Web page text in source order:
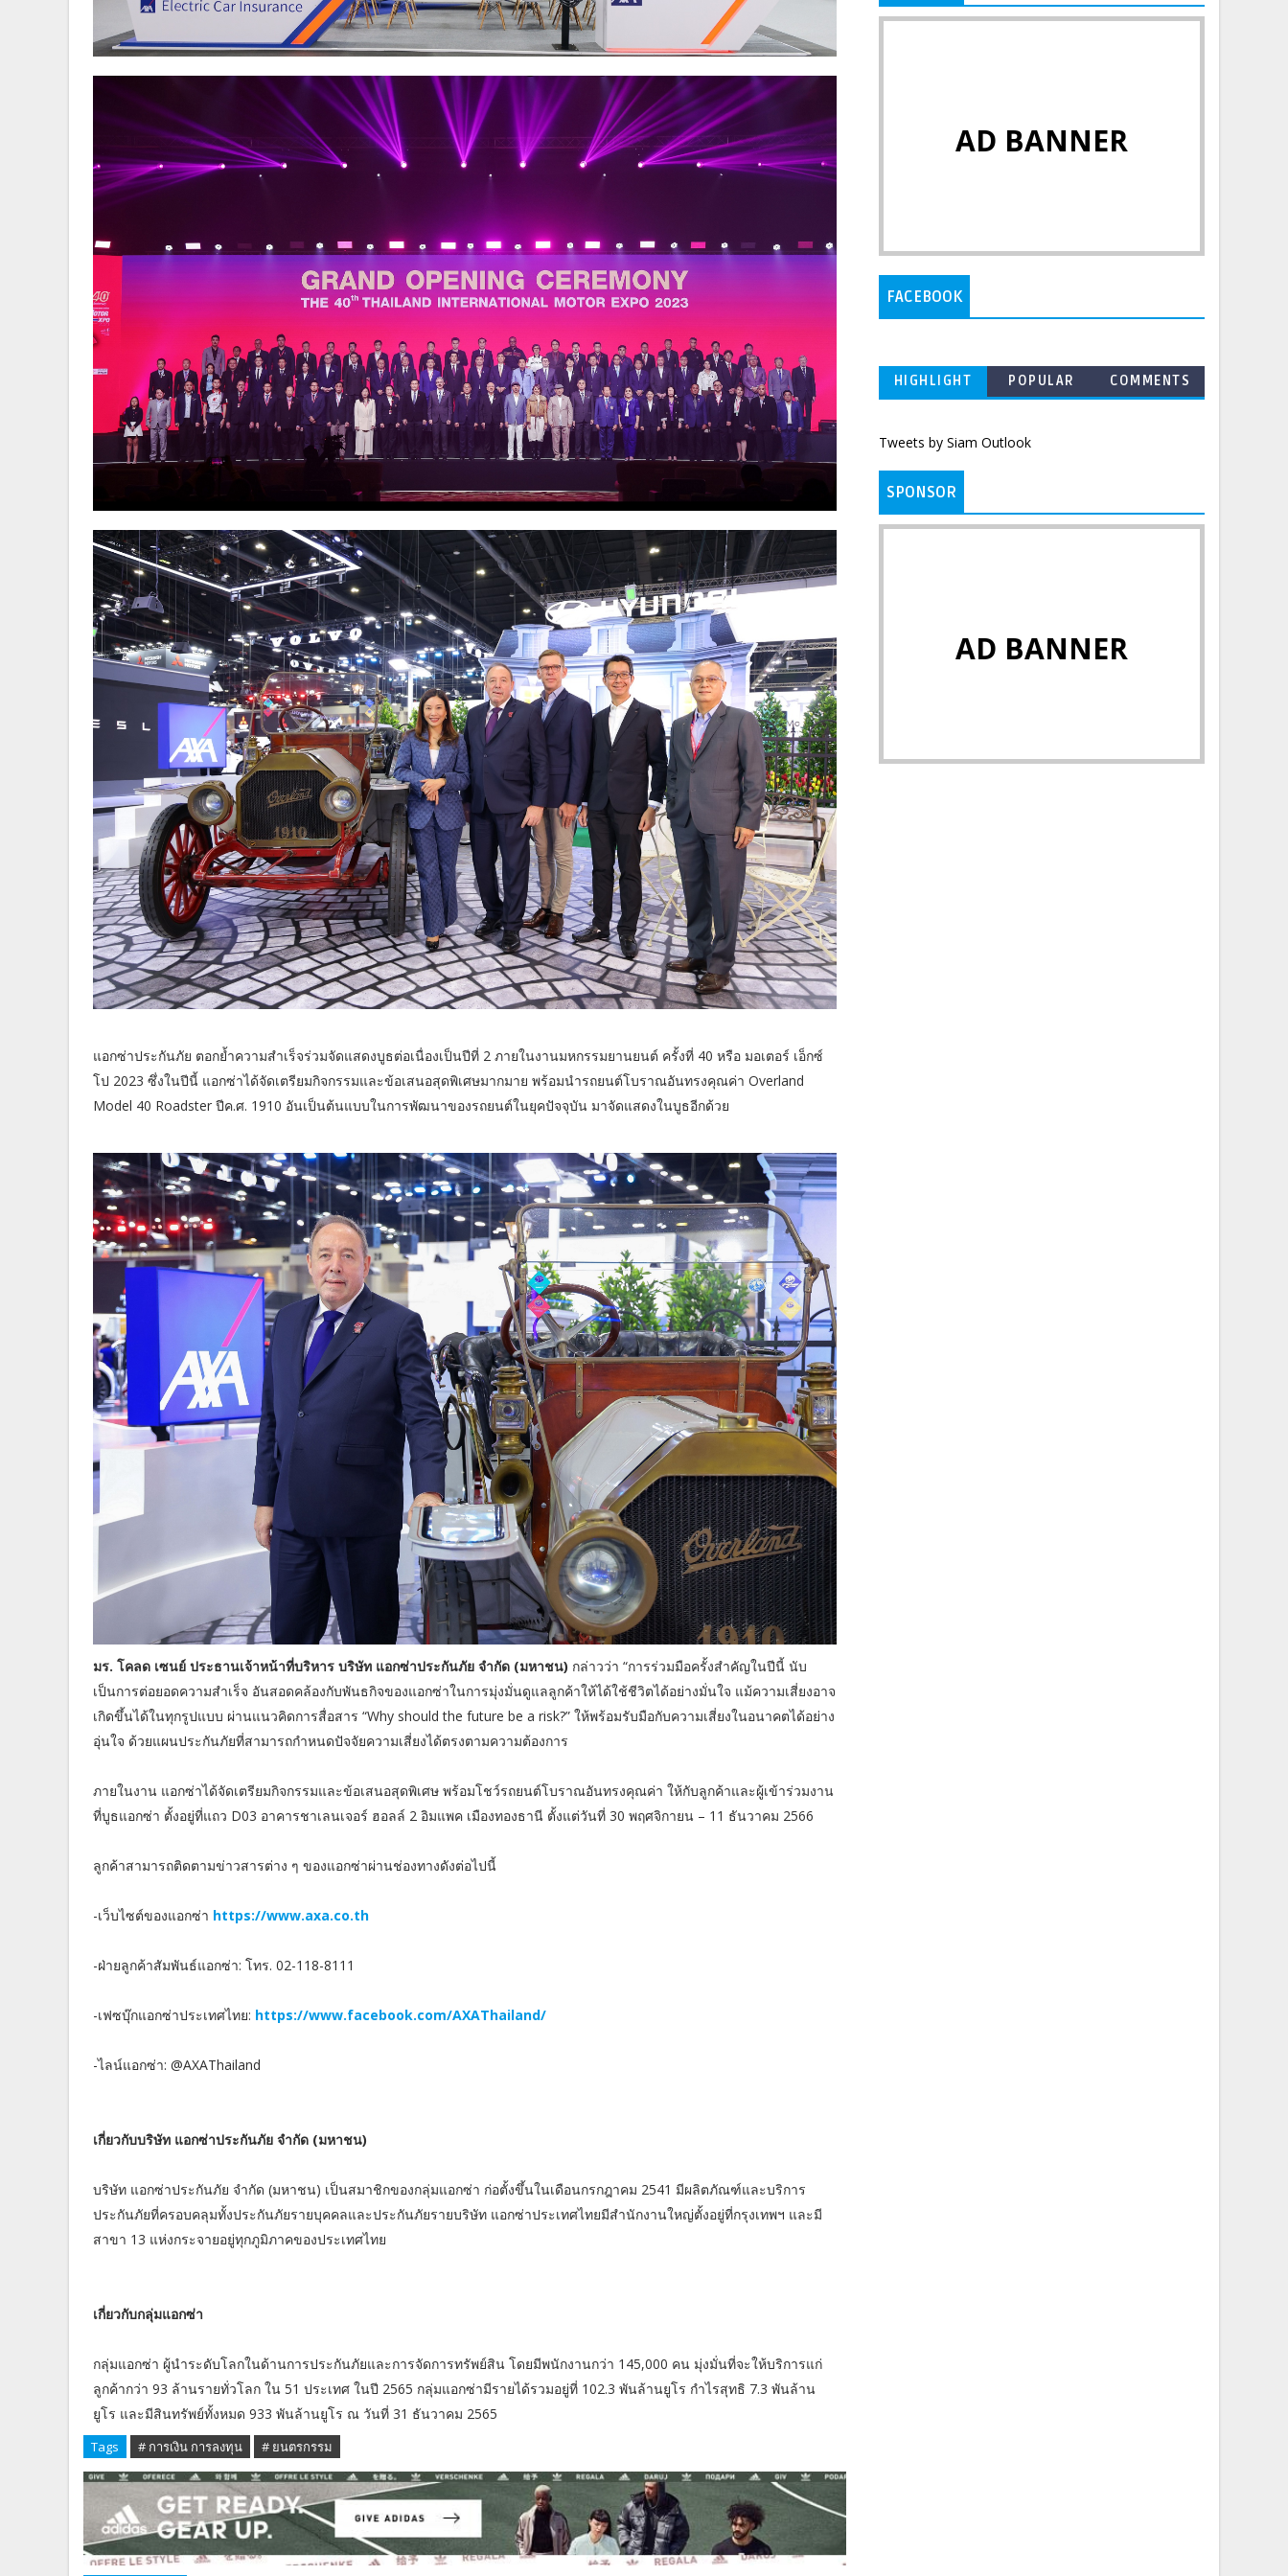
แอกซ่าประกันภัย ตอกย้ำความสำเร็จร่วมจัดแสดงบูธต่อเนื่องเป็นปีที่ 2 ภายในงานมหกรรมยานยนต์ ครั้งที่ 40 หรือ มอเตอร์ เอ็กซ์
โป 2023 ซึ่งในปีนี้ แอกซ่าได้จัดเตรียมกิจกรรมและข้อเสนอสุดพิเศษมากมาย พร้อมนำรถยนต์โบราณอันทรงคุณค่า Overland
Model 40 Roadster ปีค.ศ. 1910 อันเป็นต้นแบบในการพัฒนาของรถยนต์ในยุคปัจจุบัน มาจัดแสดงในบูธอีกด้วย
มร. โคลด เซนย์ ประธานเจ้าหน้าที่บริหาร บริษัท แอกซ่าประกันภัย จำกัด (มหาชน) กล่าวว่า “การร่วมมือครั้งสำคัญในปีนี้ นับ
เป็นการต่อยอดความสำเร็จ อันสอดคล้องกับพันธกิจของแอกซ่าในการมุ่งมั่นดูแลลูกค้าให้ได้ใช้ชีวิตได้อย่างมั่นใจ แม้ความเสี่ยงอาจ
เกิดขึ้นได้ในทุกรูปแบบ ผ่านแนวคิดการสื่อสาร “Why should the future be a risk?” ให้พร้อมรับมือกับความเสี่ยงในอนาคตได้อย่าง
อุ่นใจ ด้วยแผนประกันภัยที่สามารถกำหนดปัจจัยความเสี่ยงได้ตรงตามความต้องการ
ภายในงาน แอกซ่าได้จัดเตรียมกิจกรรมและข้อเสนอสุดพิเศษ พร้อมโชว์รถยนต์โบราณอันทรงคุณค่า ให้กับลูกค้าและผู้เข้าร่วมงาน
ที่บูธแอกซ่า ตั้งอยู่ที่แถว D03 อาคารชาเลนเจอร์ ฮอลล์ 2 อิมแพค เมืองทองธานี ตั้งแต่วันที่ 30 พฤศจิกายน – 11 ธันวาคม 2566
ลูกค้าสามารถติดตามข่าวสารต่าง ๆ ของแอกซ่าผ่านช่องทางดังต่อไปนี้
-เว็บไซต์ของแอกซ่า https://www.axa.co.th
-ฝ่ายลูกค้าสัมพันธ์แอกซ่า: โทร. 02-118-8111
-เฟซบุ๊กแอกซ่าประเทศไทย: https://www.facebook.com/AXAThailand/
-ไลน์แอกซ่า: @AXAThailand
เกี่ยวกับบริษัท แอกซ่าประกันภัย จำกัด (มหาชน)
บริษัท แอกซ่าประกันภัย จำกัด (มหาชน) เป็นสมาชิกของกลุ่มแอกซ่า ก่อตั้งขึ้นในเดือนกรกฎาคม 2541 มีผลิตภัณฑ์และบริการ
ประกันภัยที่ครอบคลุมทั้งประกันภัยรายบุคคลและประกันภัยรายบริษัท แอกซ่าประเทศไทยมีสำนักงานใหญ่ตั้งอยู่ที่กรุงเทพฯ และมี
สาขา 13 แห่งกระจายอยู่ทุกภูมิภาคของประเทศไทย
เกี่ยวกับกลุ่มแอกซ่า
กลุ่มแอกซ่า ผู้นำระดับโลกในด้านการประกันภัยและการจัดการทรัพย์สิน โดยมีพนักงานกว่า 145,000 คน มุ่งมั่นที่จะให้บริการแก่
ลูกค้ากว่า 93 ล้านรายทั่วโลก ใน 51 ประเทศ ในปี 2565 กลุ่มแอกซ่ามีรายได้รวมอยู่ที่ 102.3 พันล้านยูโร กำไรสุทธิ 7.3 พันล้าน
ยูโร และมีสินทรัพย์ทั้งหมด 933 พันล้านยูโร ณ วันที่ 31 ธันวาคม 2565
Tags # การเงิน การลงทุน # ยนตรกรรม
AD BANNER
FACEBOOK
HIGHLIGHT POPULAR COMMENTS
Tweets by Siam Outlook
SPONSOR
AD BANNER